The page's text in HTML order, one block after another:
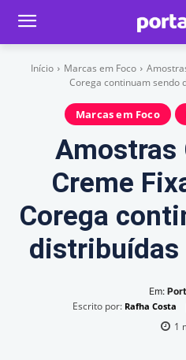
Início Marcas em Foco
Corega continuam sendo
Marcas em Foco
Amostras
Creme
Corega
Em:
Escrito por: Rafha Costa
1